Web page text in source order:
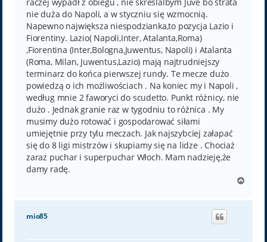
nie duża do Napoli, a w styczniu się wzmocnią.
Napewno największa niespodzianka,to pozycja Lazio i
Fiorentiny. Lazio( Napoli,Inter, Atalanta,Roma)
,Fiorentina (Inter,Bologna,Juwentus, Napoli) i Atalanta
(Roma, Milan, Juwentus,Lazio) mają najtrudniejszy
terminarz do końca pierwszej rundy. Te mecze dużo
powiedzą o ich możliwościach . Na koniec my i Napoli ,
według mnie 2 faworyci do scudetto. Punkt różnicy, nie
dużo . Jednak granie raz w tygodniu to różnica . My
musimy dużo rotować i gospodarować siłami
umiejętnie przy tylu meczach. Jak najszybciej załapać
się do 8 ligi mistrzów i skupiamy się na lidze . Chociaż
zaraz puchar i superpuchar Włoch. Mam nadzieję,że
damy radę.
g
mio85